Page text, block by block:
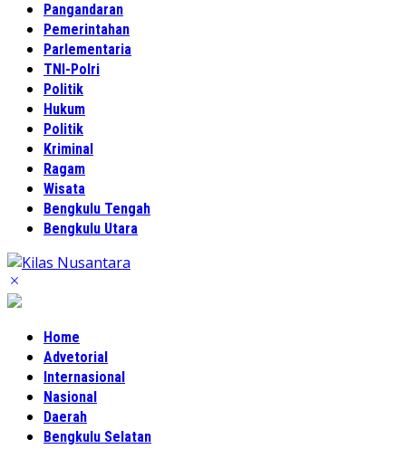
Pangandaran
Pemerintahan
Parlementaria
TNI-Polri
Politik
Hukum
Politik
Kriminal
Ragam
Wisata
Bengkulu Tengah
Bengkulu Utara
Home
Advetorial
Internasional
Nasional
Daerah
Bengkulu Selatan